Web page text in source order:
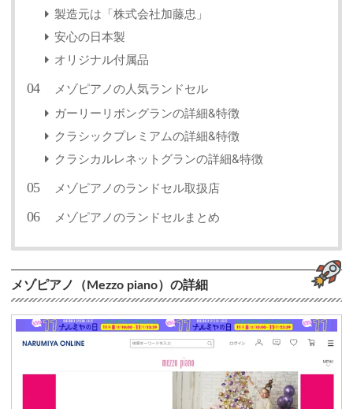
製造元は「株式会社加藤忠」
安心の日本製
オリジナル付属品
メゾピアノの人気ランドセル
ガーリーリボングランの詳細&特徴
クラシックプレミアムの詳細&特徴
クラシカルレネットグランの詳細&特徴
メゾピアノのランドセル取扱店
メゾピアノのランドセルまとめ
メゾピアノ（Mezzo piano）の詳細